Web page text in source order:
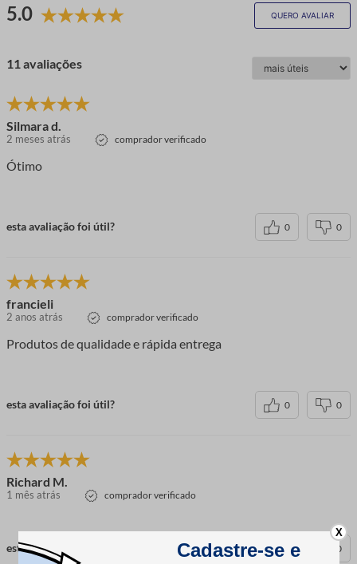
5.0
QUERO AVALIAR
11 avaliações
Silmara d.
2 meses atrás comprador verificado
Ótimo
esta avaliação foi útil? 0 0
francieli
2 anos atrás comprador verificado
Produtos de qualidade e rápida entrega
esta avaliação foi útil? 0 0
Richard M.
1 mês atrás comprador verificado
esta avaliação foi útil? 0
X